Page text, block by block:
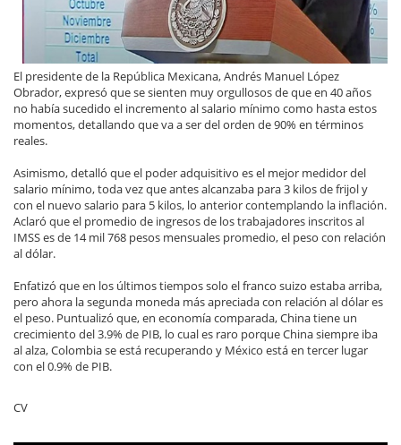
El presidente de la República Mexicana, Andrés Manuel López
Obrador, expresó que se sienten muy orgullosos de que en 40 años
no había sucedido el incremento al salario mínimo como hasta estos
momentos, detallando que va a ser del orden de 90% en términos
reales.
Asimismo, detalló que el poder adquisitivo es el mejor medidor del
salario mínimo, toda vez que antes alcanzaba para 3 kilos de frijol y
con el nuevo salario para 5 kilos, lo anterior contemplando la inflación.
Aclaró que el promedio de ingresos de los trabajadores inscritos al
IMSS es de 14 mil 768 pesos mensuales promedio, el peso con relación
al dólar.
Enfatizó que en los últimos tiempos solo el franco suizo estaba arriba,
pero ahora la segunda moneda más apreciada con relación al dólar es
el peso. Puntualizó que, en economía comparada, China tiene un
crecimiento del 3.9% de PIB, lo cual es raro porque China siempre iba
al alza, Colombia se está recuperando y México está en tercer lugar
con el 0.9% de PIB.
CV